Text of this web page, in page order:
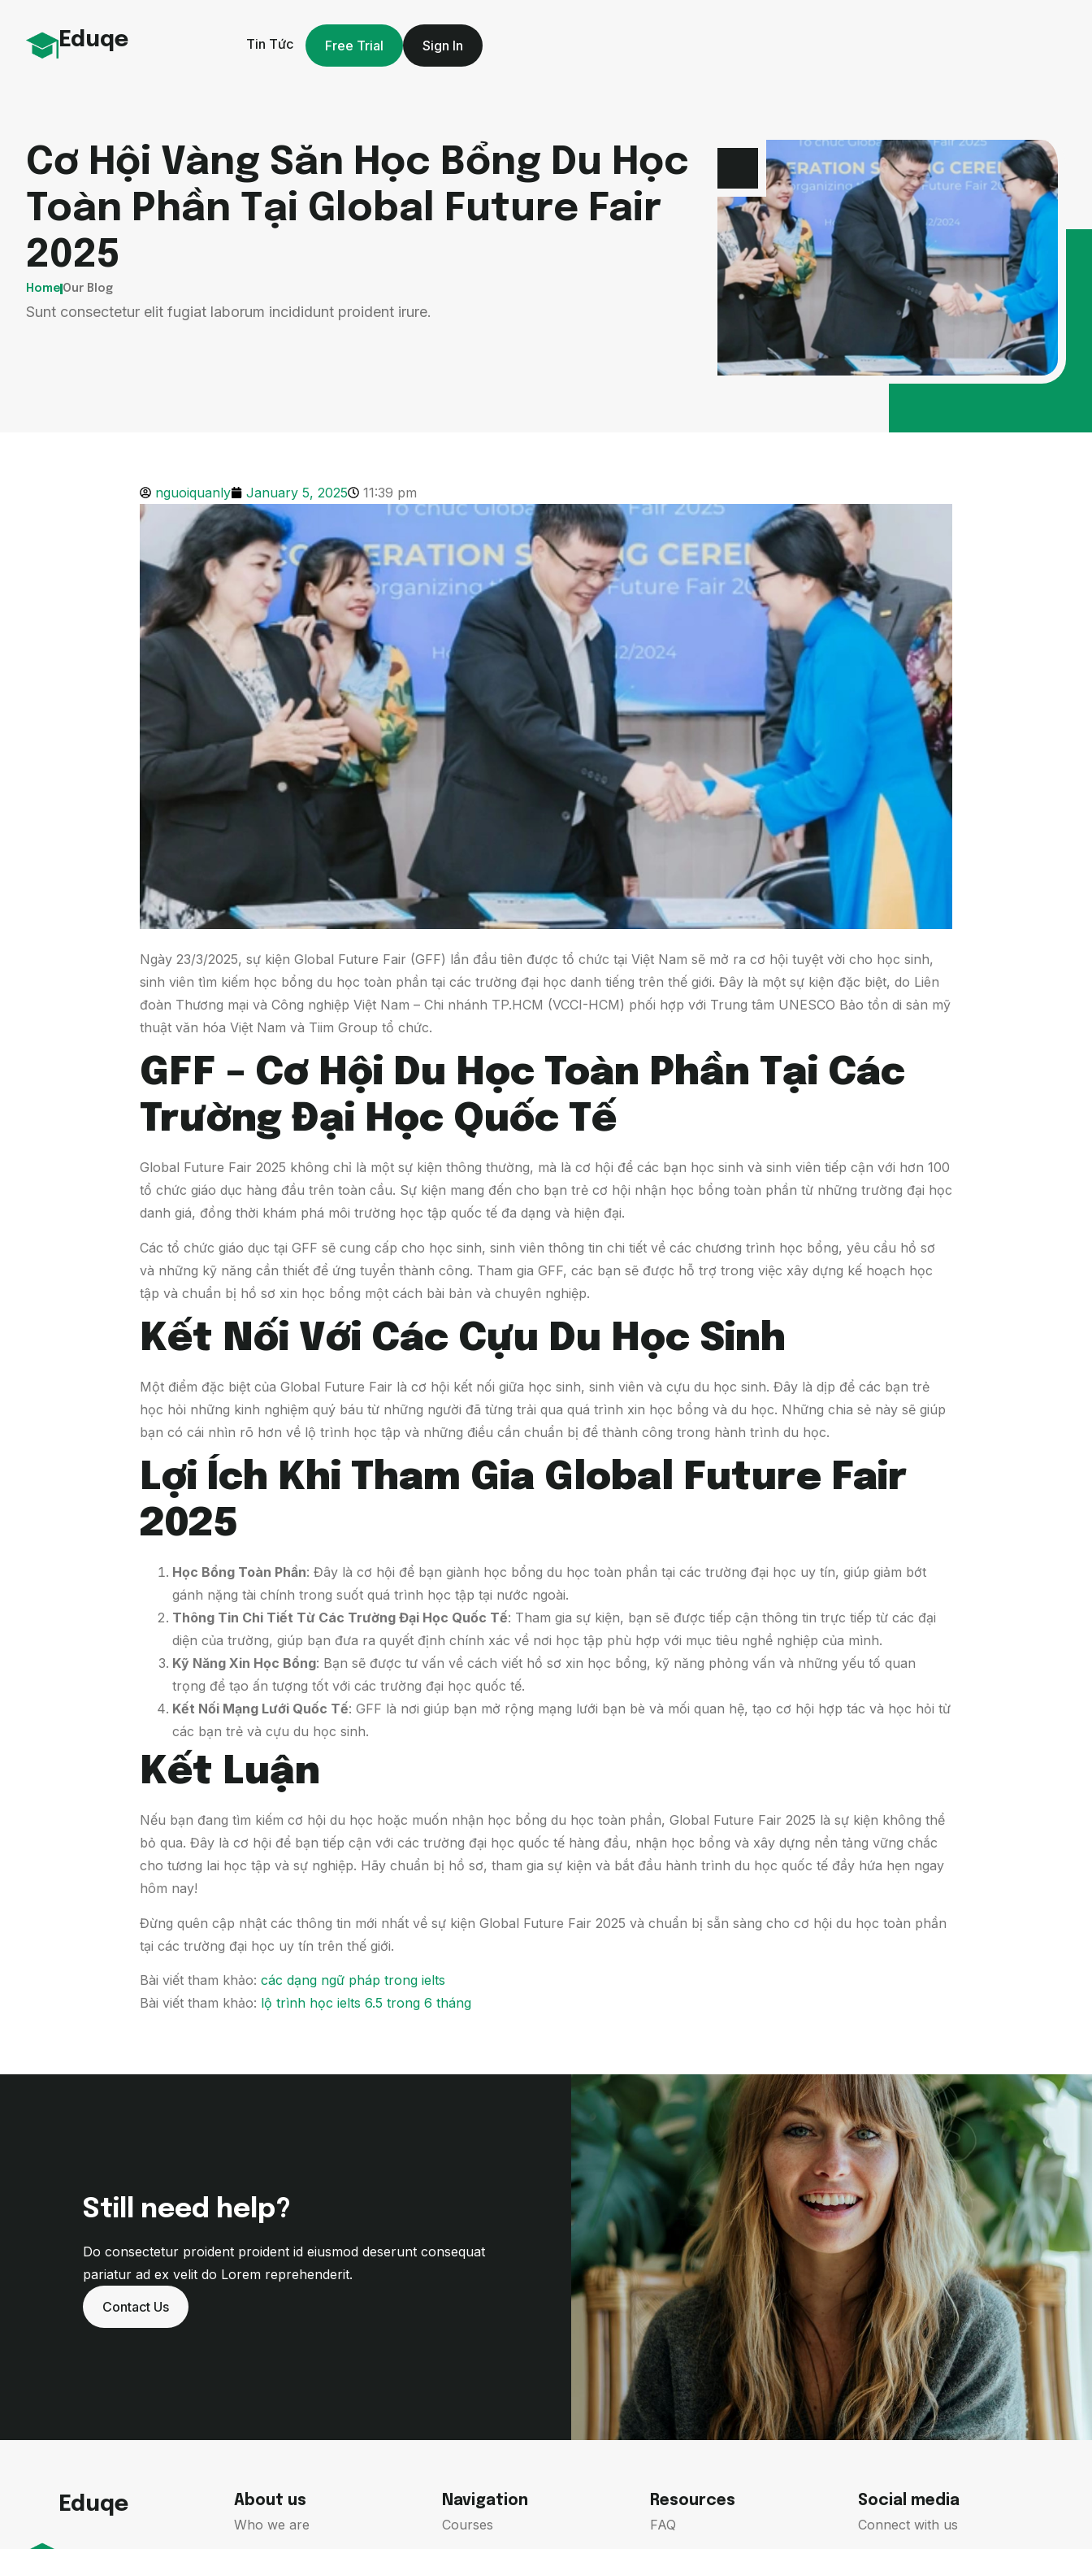
Eduqe Tin Tức Free Trial Sign In
Cơ Hội Vàng Săn Học Bổng Du Học
Toàn Phần Tại Global Future Fair
2025
Home Our Blog
Sunt consectetur elit fugiat laborum incididunt proident irure.
nguoiquanly January 5, 2025 11:39 pm
Ngày 23/3/2025, sự kiện Global Future Fair (GFF) lần đầu tiên được tổ chức tại Việt Nam sẽ mở ra cơ hội tuyệt vời cho học sinh,
sinh viên tìm kiếm học bổng du học toàn phần tại các trường đại học danh tiếng trên thế giới. Đây là một sự kiện đặc biệt, do Liên
đoàn Thương mại và Công nghiệp Việt Nam – Chi nhánh TP.HCM (VCCI-HCM) phối hợp với Trung tâm UNESCO Bảo tồn di sản mỹ
thuật văn hóa Việt Nam và Tiim Group tổ chức.
GFF – Cơ Hội Du Học Toàn Phần Tại Các
Trường Đại Học Quốc Tế
Global Future Fair 2025 không chỉ là một sự kiện thông thường, mà là cơ hội để các bạn học sinh và sinh viên tiếp cận với hơn 100
tổ chức giáo dục hàng đầu trên toàn cầu. Sự kiện mang đến cho bạn trẻ cơ hội nhận học bổng toàn phần từ những trường đại học
danh giá, đồng thời khám phá môi trường học tập quốc tế đa dạng và hiện đại.
Các tổ chức giáo dục tại GFF sẽ cung cấp cho học sinh, sinh viên thông tin chi tiết về các chương trình học bổng, yêu cầu hồ sơ
và những kỹ năng cần thiết để ứng tuyển thành công. Tham gia GFF, các bạn sẽ được hỗ trợ trong việc xây dựng kế hoạch học
tập và chuẩn bị hồ sơ xin học bổng một cách bài bản và chuyên nghiệp.
Kết Nối Với Các Cựu Du Học Sinh
Một điểm đặc biệt của Global Future Fair là cơ hội kết nối giữa học sinh, sinh viên và cựu du học sinh. Đây là dịp để các bạn trẻ
học hỏi những kinh nghiệm quý báu từ những người đã từng trải qua quá trình xin học bổng và du học. Những chia sẻ này sẽ giúp
bạn có cái nhìn rõ hơn về lộ trình học tập và những điều cần chuẩn bị để thành công trong hành trình du học.
Lợi Ích Khi Tham Gia Global Future Fair
2025
Học Bổng Toàn Phần: Đây là cơ hội để bạn giành học bổng du học toàn phần tại các trường đại học uy tín, giúp giảm bớt
gánh nặng tài chính trong suốt quá trình học tập tại nước ngoài.
Thông Tin Chi Tiết Từ Các Trường Đại Học Quốc Tế: Tham gia sự kiện, bạn sẽ được tiếp cận thông tin trực tiếp từ các đại
diện của trường, giúp bạn đưa ra quyết định chính xác về nơi học tập phù hợp với mục tiêu nghề nghiệp của mình.
Kỹ Năng Xin Học Bổng: Bạn sẽ được tư vấn về cách viết hồ sơ xin học bổng, kỹ năng phỏng vấn và những yếu tố quan
trọng để tạo ấn tượng tốt với các trường đại học quốc tế.
Kết Nối Mạng Lưới Quốc Tế: GFF là nơi giúp bạn mở rộng mạng lưới bạn bè và mối quan hệ, tạo cơ hội hợp tác và học hỏi từ
các bạn trẻ và cựu du học sinh.
Kết Luận
Nếu bạn đang tìm kiếm cơ hội du học hoặc muốn nhận học bổng du học toàn phần, Global Future Fair 2025 là sự kiện không thể
bỏ qua. Đây là cơ hội để bạn tiếp cận với các trường đại học quốc tế hàng đầu, nhận học bổng và xây dựng nền tảng vững chắc
cho tương lai học tập và sự nghiệp. Hãy chuẩn bị hồ sơ, tham gia sự kiện và bắt đầu hành trình du học quốc tế đầy hứa hẹn ngay
hôm nay!
Đừng quên cập nhật các thông tin mới nhất về sự kiện Global Future Fair 2025 và chuẩn bị sẵn sàng cho cơ hội du học toàn phần
tại các trường đại học uy tín trên thế giới.
Bài viết tham khảo: các dạng ngữ pháp trong ielts
Bài viết tham khảo: lộ trình học ielts 6.5 trong 6 tháng
Still need help?
Do consectetur proident proident id eiusmod deserunt consequat
pariatur ad ex velit do Lorem reprehenderit.
Contact Us
Eduqe
About us
Who we are
Navigation
Courses
Resources
FAQ
Social media
Connect with us